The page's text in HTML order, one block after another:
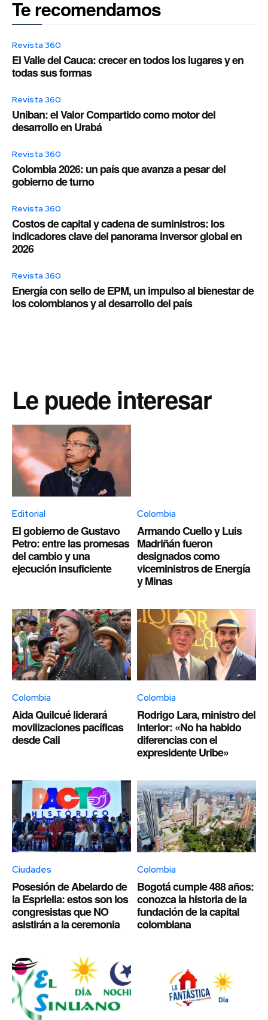
Te recomendamos
Revista 360
El Valle del Cauca: crecer en todos los lugares y en
todas sus formas
Revista 360
Uniban: el Valor Compartido como motor del
desarrollo en Urabá
Revista 360
Colombia 2026: un país que avanza a pesar del
gobierno de turno
Revista 360
Costos de capital y cadena de suministros: los
indicadores clave del panorama inversor global en
2026
Revista 360
Energía con sello de EPM, un impulso al bienestar de
los colombianos y al desarrollo del país
Le puede interesar
Editorial
El gobierno de Gustavo
Petro: entre las promesas
del cambio y una
ejecución insuficiente
Colombia
Armando Cuello y Luis
Madriñán fueron
designados como
viceministros de Energía
y Minas
Colombia
Aida Quilcué liderará
movilizaciones pacíficas
desde Cali
Colombia
Rodrigo Lara, ministro del
Interior: «No ha habido
diferencias con el
expresidente Uribe»
Ciudades
Posesión de Abelardo de
la Espriella: estos son los
congresistas que NO
asistirán a la ceremonia
Colombia
Bogotá cumple 488 años:
conozca la historia de la
fundación de la capital
colombiana